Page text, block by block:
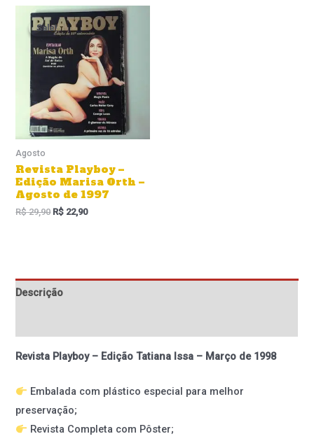
Sale!
Sale!
Agosto
Revista Playboy –
Edição Marisa Orth –
Agosto de 1997
R$29,90
O
preço
original
era:
R$ 29,90.
R$ 22,90
O
preço
atual
é:
R$ 22,90.
Descrição
Revista Playboy – Edição Tatiana Issa – Março de 1998
Embalada com plástico especial para melhor
preservação;
Revista Completa com Pôster;